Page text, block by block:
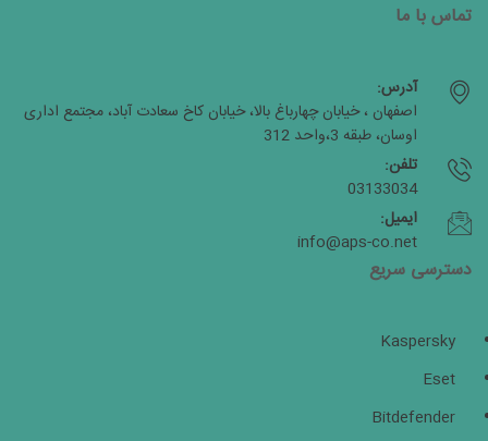
تماس با ما
آدرس:
اصفهان ، خیابان چهارباغ بالا، خیابان کاخ سعادت آباد، مجتمع اداری
اوسان، طبقه 3،واحد 312
تلفن:
03133034
ایمیل:
info@aps-co.net
دسترسی سریع
Kaspersky
Eset
Bitdefender